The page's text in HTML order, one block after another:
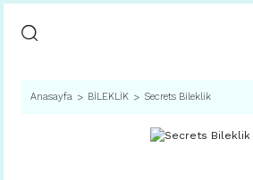
Anasayfa BİLEKLİK Secrets Bileklik